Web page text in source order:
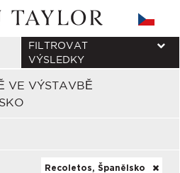
VE VÝSTAVBĚ
FILTROVAT
VÝSLEDKY
Recoletos, Španělsko